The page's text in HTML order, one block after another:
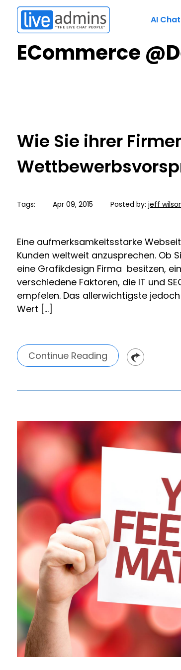
AI
ECommerce
Wie Sie ihrer
Tags: Apr 09, 2015 Posted by: jeff
Eine aufmerksamkeitsstarke
Kunden weltweit anzusprechen. Ob
eine Grafikdesign Firma besitzen,
verschiedene Faktoren, die IT und
empfelen. Das allerwichtigste
Wert […]
Continue Reading